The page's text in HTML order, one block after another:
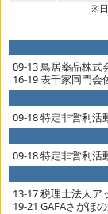
※
09-13 鳥居薬品株式
16-19 表千家同門会
09-18 特定非営利活
09-18 特定非営利活
13-17 税理士法人ア
19-21 GAFAさがほ